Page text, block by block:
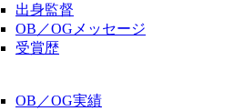
出身監督
OB／OGメッセージ
受賞歴
OB／OG実績